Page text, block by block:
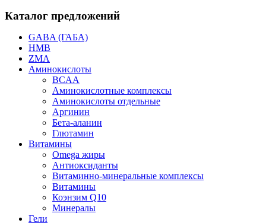
Каталог предложений
GABA (ГАБА)
HMB
ZMA
Аминокислоты
BCAA
Аминокислотные комплексы
Аминокислоты отдельные
Аргинин
Бета-аланин
Глютамин
Витамины
Omega жиры
Антиоксиданты
Витаминно-минеральные комплексы
Витамины
Коэнзим Q10
Минералы
Гели